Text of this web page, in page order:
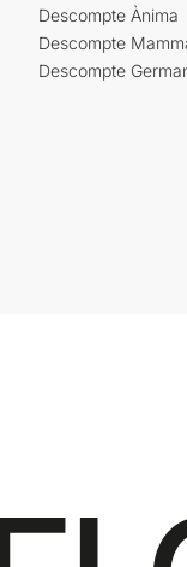
Descompte Ànima
Descompte
Descompte